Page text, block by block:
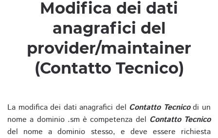
Modifica dei dati
anagrafici del
provider/maintainer
(Contatto Tecnico)
La modifica dei dati anagrafici del Contatto Tecnicodi un
nome a dominio .sm è competenza del Contatto Tecnico
del nome a dominio stesso, e deve essere richiesta